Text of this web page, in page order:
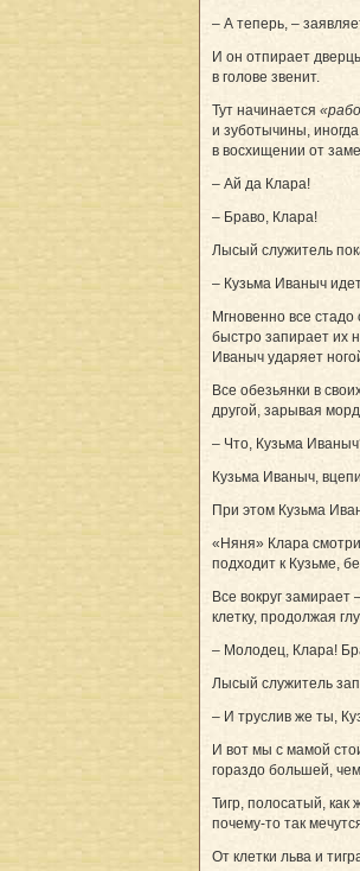
– А теперь, –
И он отпирает
в голове звенит.
Тут начинается
и зуботычины,
в восхищении от
– Ай да Клара!
– Браво, Клара!
Лысый служитель
– Кузьма Иваныч
Мгновенно все стадо
быстро запирает их
Иваныч ударяет
Все обезьянки в
другой, зарывая
– Что, Кузьма
Кузьма Иваныч,
При этом Кузьма
«Няня» Клара
подходит к Кузьме,
Все вокруг
клетку, продолжая
– Молодец, Клара!
Лысый служитель
– И труслив же ты,
И вот мы с мамой
гораздо большей,
Тигр, полосатый,
почему-то так
От клетки льва и